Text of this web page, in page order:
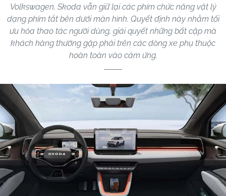
Volkswagen, Skoda vẫn giữ lại các phím chức năng vật lý
dạng phím tắt bên dưới màn hình. Quyết định này nhằm tối
ưu hóa thao tác người dùng, giải quyết những bất cập mà
khách hàng thường gặp phải trên các dòng xe phụ thuộc
hoàn toàn vào cảm ứng.